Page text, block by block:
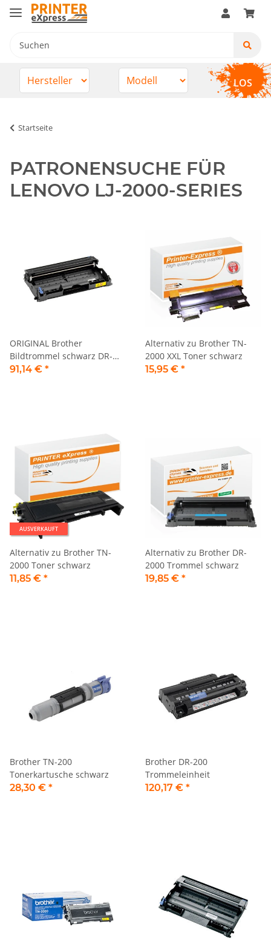
LOS
Startseite
PATRONENSUCHE FÜR
LENOVO LJ-2000-SERIES
ORIGINAL Brother
Bildtrommel schwarz DR-
2005
91,14 € *
Alternativ zu Brother TN-
2000 XXL Toner schwarz
15,95 € *
AUSVERKAUFT
Alternativ zu Brother TN-
2000 Toner schwarz
11,85 € *
Alternativ zu Brother DR-
2000 Trommel schwarz
19,85 € *
Brother TN-200
Tonerkartusche schwarz
28,30 € *
Brother DR-200
Trommeleinheit
120,17 € *